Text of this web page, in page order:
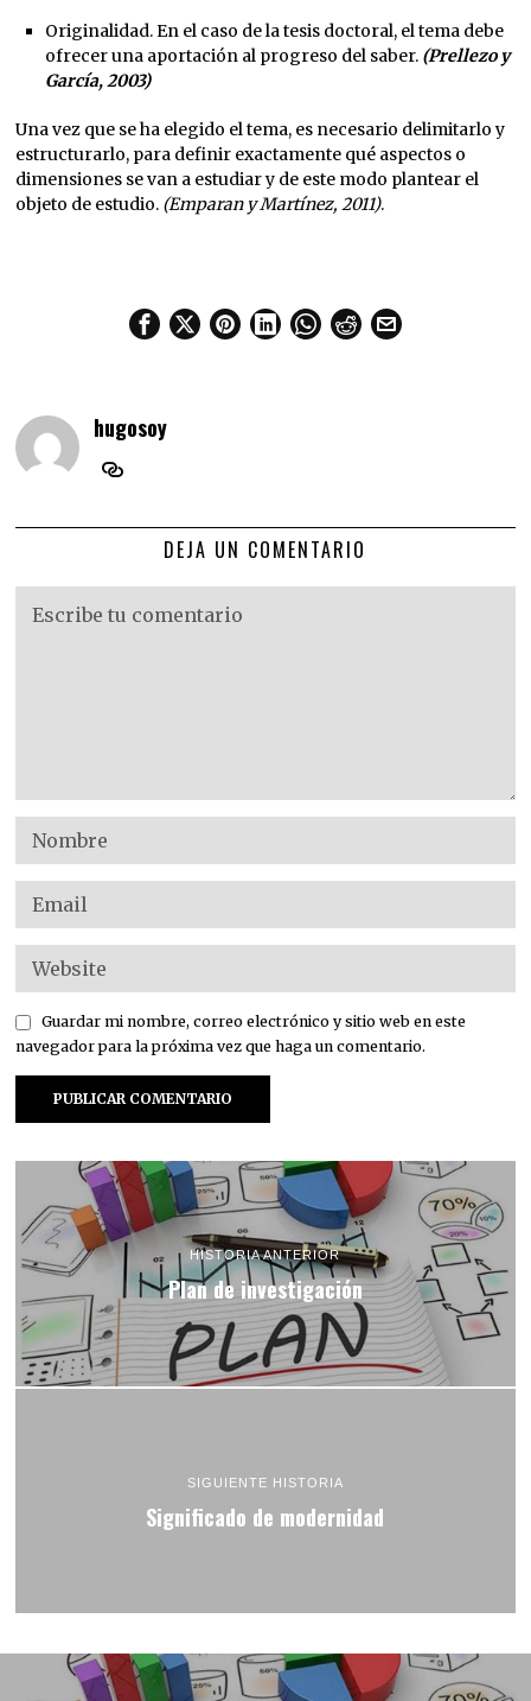
Originalidad. En el caso de la tesis doctoral, el tema debe
ofrecer una aportación al progreso del saber. (Prellezo y
García, 2003)
Una vez que se ha elegido el tema, es necesario delimitarlo y
estructurarlo, para definir exactamente qué aspectos o
dimensiones se van a estudiar y de este modo plantear el
objeto de estudio. (Emparan y Martínez, 2011).
hugosoy
DEJA UN COMENTARIO
Guardar mi nombre, correo electrónico y sitio web en este
navegador para la próxima vez que haga un comentario.
HISTORIA ANTERIOR
Plan de investigación
SIGUIENTE HISTORIA
Significado de modernidad